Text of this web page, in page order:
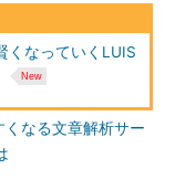
くなっていくLUIS
くなる文章解析サー